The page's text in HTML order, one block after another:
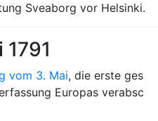
Sveaborg vor Helsinki.
vom 3. Mai, die erste ges
Europas verabsc